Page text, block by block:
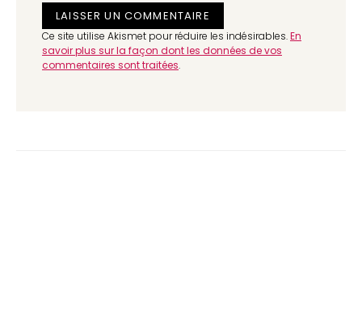
Ce site utilise Akismet pour réduire les indésirables.En
savoir plus sur la façon dont les données de vos
commentaires sont traitées.